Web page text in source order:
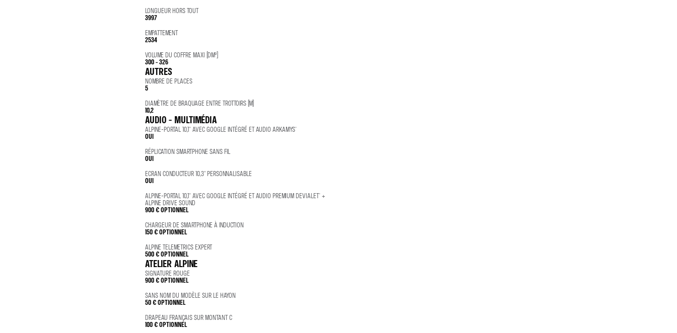
LONGUEUR HORS TOUT
3997
EMPATTEMENT
2534
VOLUME DU COFFRE MAXI (DM³)
300 - 326
AUTRES
NOMBRE DE PLACES
5
DIAMÈTRE DE BRAQUAGE ENTRE TROTTOIRS (M)
10,2
AUDIO - MULTIMÉDIA
ALPINE-PORTAL 10,1'' AVEC GOOGLE INTÉGRÉ ET AUDIO ARKAMYS®
OUI
RÉPLICATION SMARTPHONE SANS FIL
OUI
ECRAN CONDUCTEUR 10,3" PERSONNALISABLE
OUI
ALPINE-PORTAL 10,1'' AVEC GOOGLE INTÉGRÉ ET AUDIO PREMIUM DEVIALET® +
ALPINE DRIVE SOUND
900 €OPTIONNEL
CHARGEUR DE SMARTPHONE À INDUCTION
150 €OPTIONNEL
ALPINE TELEMETRICS EXPERT
500 €OPTIONNEL
ATELIER ALPINE
SIGNATURE ROUGE
900 €OPTIONNEL
SANS NOM DU MODÈLE SUR LE HAYON
50 €OPTIONNEL
DRAPEAU FRANÇAIS SUR MONTANT C
100 €OPTIONNEL